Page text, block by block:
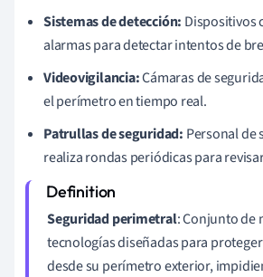
Sistemas de detección: Dispositivos
alarmas para detectar intentos de
Videovigilancia:Cámaras de
el perímetro en tiempo real.
Patrullas de seguridad: Personal de
realiza rondas periódicas para
Seguridad perimetral: Conjunto de
tecnologías diseñadas para
desde su perímetro exterior,